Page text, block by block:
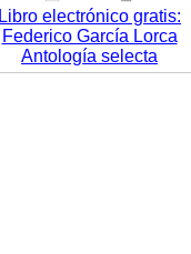
Libro electrónico gratis:
Federico García Lorca
Antología selecta